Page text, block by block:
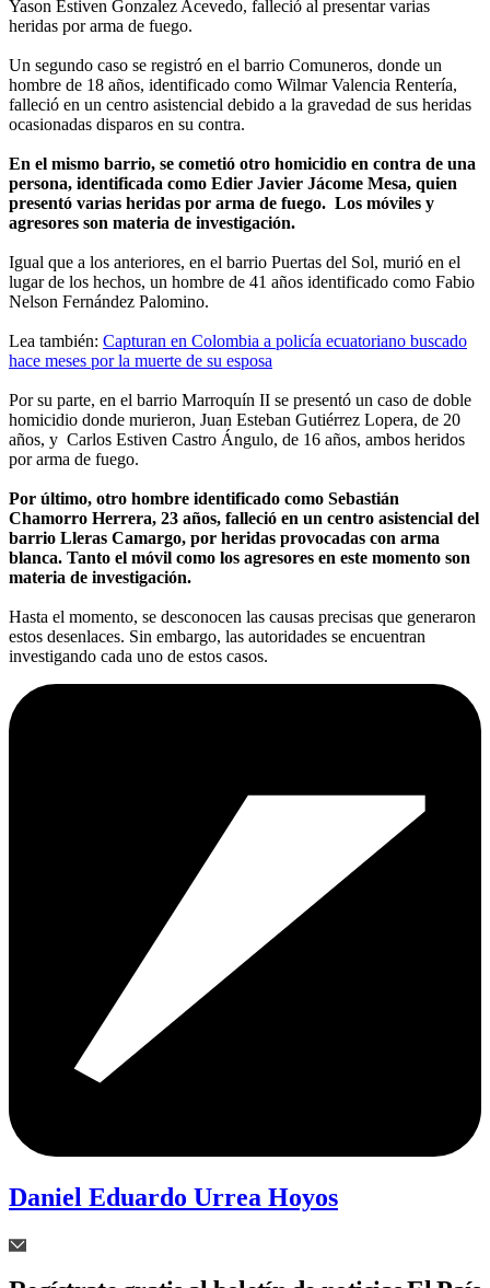
Yason Estiven Gonzalez Acevedo, falleció al presentar varias
heridas por arma de fuego.
Un segundo caso se registró en el barrio Comuneros, donde un
hombre de 18 años, identificado como Wilmar Valencia Rentería,
falleció en un centro asistencial debido a la gravedad de sus heridas
ocasionadas disparos en su contra.
En el mismo barrio, se cometió otro homicidio en contra de una
persona, identificada como Edier Javier Jácome Mesa, quien
presentó varias heridas por arma de fuego. Los móviles y
agresores son materia de investigación.
Igual que a los anteriores, en el barrio Puertas del Sol, murió en el
lugar de los hechos, un hombre de 41 años identificado como Fabio
Nelson Fernández Palomino.
Lea también: Capturan en Colombia a policía ecuatoriano buscado
hace meses por la muerte de su esposa
Por su parte, en el barrio Marroquín II se presentó un caso de doble
homicidio donde murieron, Juan Esteban Gutiérrez Lopera, de 20
años, y Carlos Estiven Castro Ángulo, de 16 años, ambos heridos
por arma de fuego.
Por último, otro hombre identificado como Sebastián
Chamorro Herrera, 23 años, falleció en un centro asistencial del
barrio Lleras Camargo, por heridas provocadas con arma
blanca. Tanto el móvil como los agresores en este momento son
materia de investigación.
Hasta el momento, se desconocen las causas precisas que generaron
estos desenlaces. Sin embargo, las autoridades se encuentran
investigando cada uno de estos casos.
Daniel Eduardo Urrea Hoyos